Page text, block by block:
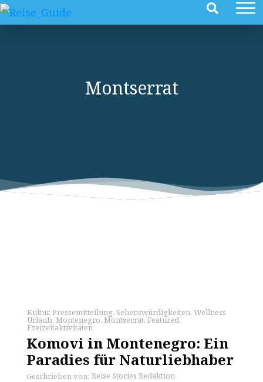
Montserrat
Kultur, Pressemitteilung, Sehenswürdigkeiten, Wellness
Urlaub, Montenegro, Montserrat, Featured,
Freizeitaktivitäten
Komovi in Montenegro: Ein
Paradies für Naturliebhaber
Geschrieben von: Reise Stories Redaktion